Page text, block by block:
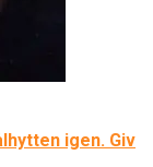
igen. Giv